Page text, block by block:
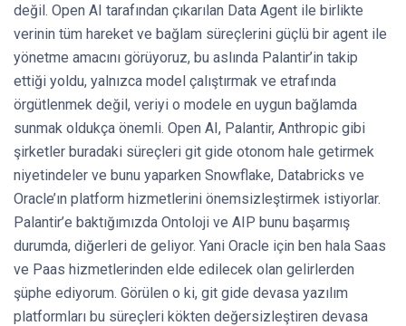
değil. Open AI tarafından çıkarılan Data Agent ile birlikte
verinin tüm hareket ve bağlam süreçlerini güçlü bir agent ile
yönetme amacını görüyoruz, bu aslında Palantir’in takip
ettiği yoldu, yalnızca model çalıştırmak ve etrafında
örgütlenmek değil, veriyi o modele en uygun bağlamda
sunmak oldukça önemli. Open AI, Palantir, Anthropic gibi
şirketler buradaki süreçleri git gide otonom hale getirmek
niyetindeler ve bunu yaparken Snowflake, Databricks ve
Oracle’ın platform hizmetlerini önemsizleştirmek istiyorlar.
Palantir’e baktığımızda Ontoloji ve AIP bunu başarmış
durumda, diğerleri de geliyor. Yani Oracle için ben hala Saas
ve Paas hizmetlerinden elde edilecek olan gelirlerden
şüphe ediyorum. Görülen o ki, git gide devasa yazılım
platformları bu süreçleri kökten değersizleştiren devasa